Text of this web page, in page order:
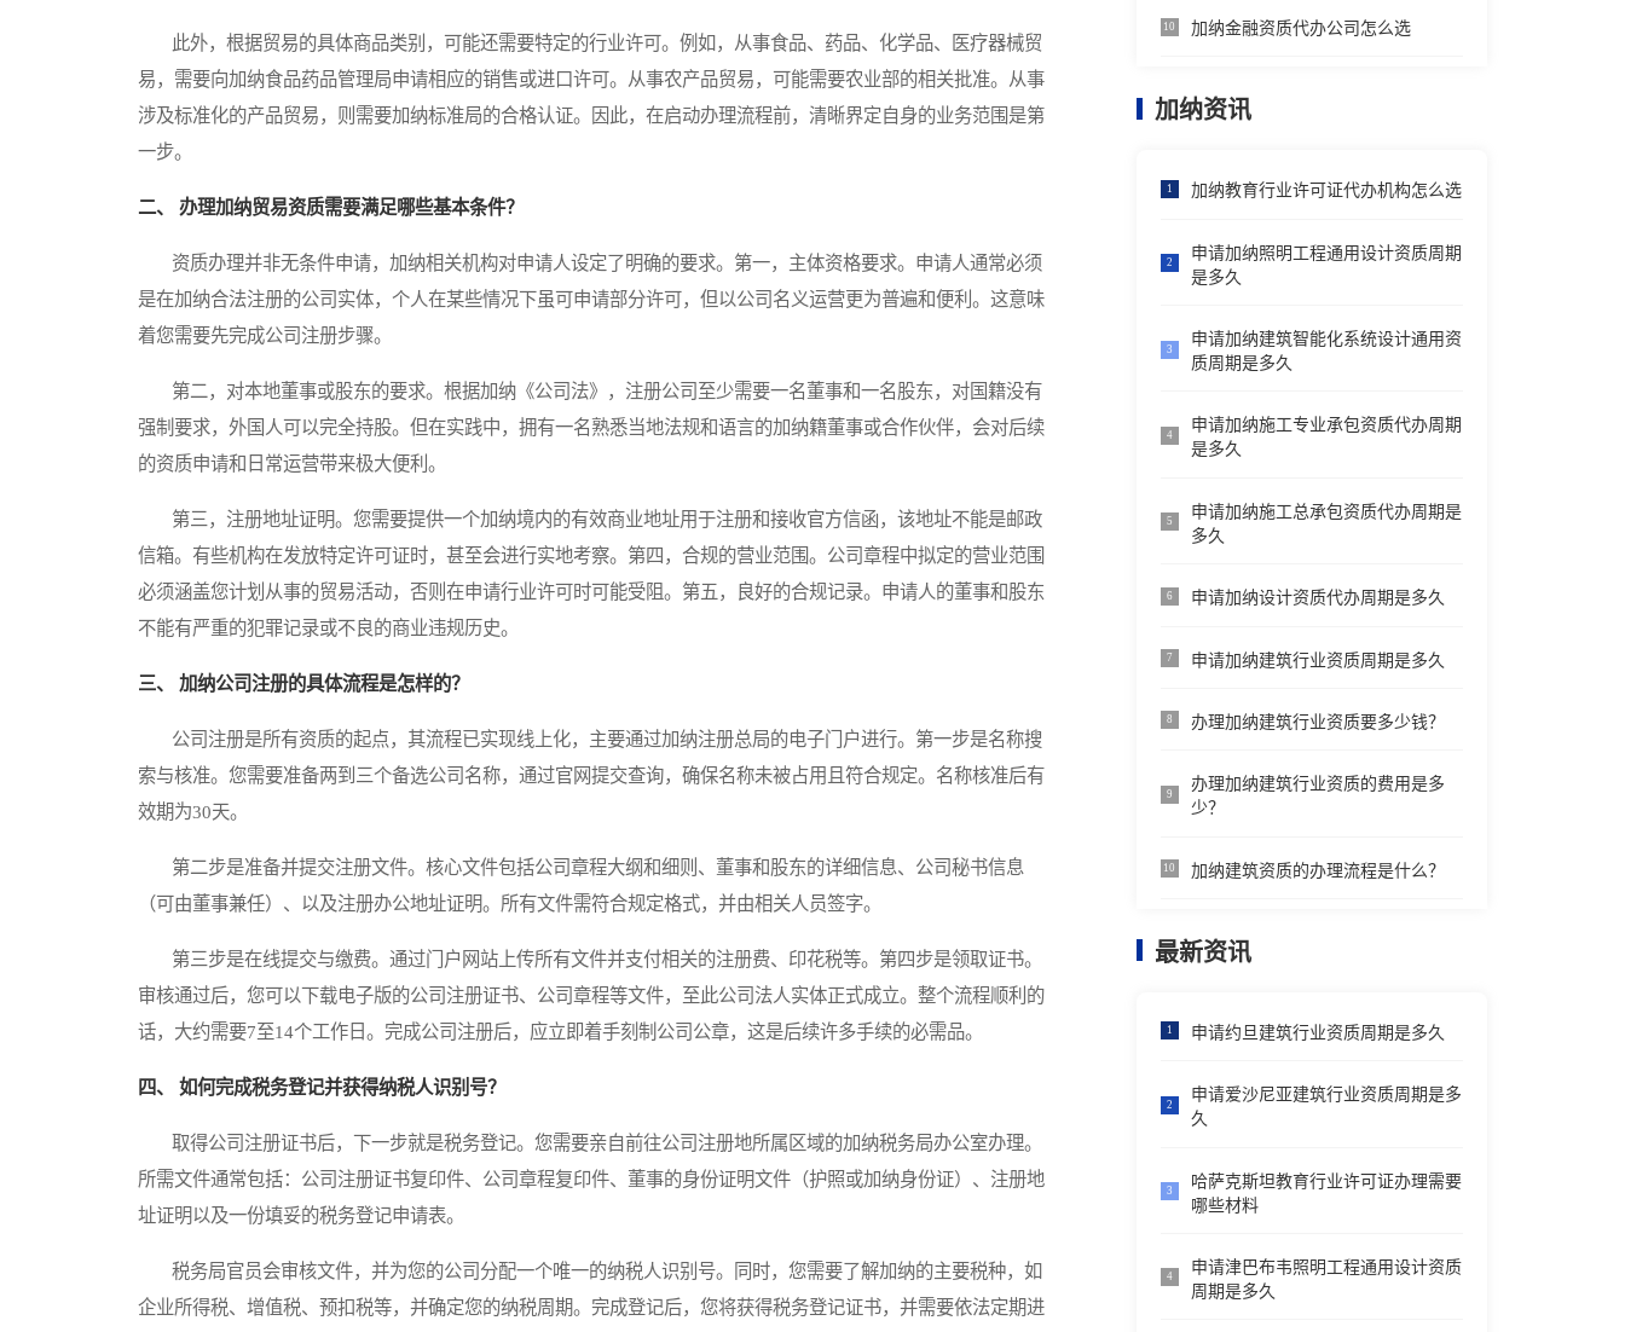
此外，根据贸易的具体商品类别，可能还需要特定的行业许可。例如，从事食品、药品、化学品、医疗器械贸
易，需要向加纳食品药品管理局申请相应的销售或进口许可。从事农产品贸易，可能需要农业部的相关批准。从事
涉及标准化的产品贸易，则需要加纳标准局的合格认证。因此，在启动办理流程前，清晰界定自身的业务范围是第
一步。
二、 办理加纳贸易资质需要满足哪些基本条件？
资质办理并非无条件申请，加纳相关机构对申请人设定了明确的要求。第一，主体资格要求。申请人通常必须
是在加纳合法注册的公司实体，个人在某些情况下虽可申请部分许可，但以公司名义运营更为普遍和便利。这意味
着您需要先完成公司注册步骤。
第二，对本地董事或股东的要求。根据加纳《公司法》，注册公司至少需要一名董事和一名股东，对国籍没有
强制要求，外国人可以完全持股。但在实践中，拥有一名熟悉当地法规和语言的加纳籍董事或合作伙伴，会对后续
的资质申请和日常运营带来极大便利。
第三，注册地址证明。您需要提供一个加纳境内的有效商业地址用于注册和接收官方信函，该地址不能是邮政
信箱。有些机构在发放特定许可证时，甚至会进行实地考察。第四，合规的营业范围。公司章程中拟定的营业范围
必须涵盖您计划从事的贸易活动，否则在申请行业许可时可能受阻。第五，良好的合规记录。申请人的董事和股东
不能有严重的犯罪记录或不良的商业违规历史。
三、 加纳公司注册的具体流程是怎样的？
公司注册是所有资质的起点，其流程已实现线上化，主要通过加纳注册总局的电子门户进行。第一步是名称搜
索与核准。您需要准备两到三个备选公司名称，通过官网提交查询，确保名称未被占用且符合规定。名称核准后有
效期为30天。
第二步是准备并提交注册文件。核心文件包括公司章程大纲和细则、董事和股东的详细信息、公司秘书信息
（可由董事兼任）、以及注册办公地址证明。所有文件需符合规定格式，并由相关人员签字。
第三步是在线提交与缴费。通过门户网站上传所有文件并支付相关的注册费、印花税等。第四步是领取证书。
审核通过后，您可以下载电子版的公司注册证书、公司章程等文件，至此公司法人实体正式成立。整个流程顺利的
话，大约需要7至14个工作日。完成公司注册后，应立即着手刻制公司公章，这是后续许多手续的必需品。
四、 如何完成税务登记并获得纳税人识别号？
取得公司注册证书后，下一步就是税务登记。您需要亲自前往公司注册地所属区域的加纳税务局办公室办理。
所需文件通常包括：公司注册证书复印件、公司章程复印件、董事的身份证明文件（护照或加纳身份证）、注册地
址证明以及一份填妥的税务登记申请表。
税务局官员会审核文件，并为您的公司分配一个唯一的纳税人识别号。同时，您需要了解加纳的主要税种，如
企业所得税、增值税、预扣税等，并确定您的纳税周期。完成登记后，您将获得税务登记证书，并需要依法定期进
10 加纳金融资质代办公司怎么选
加纳资讯
1 加纳教育行业许可证代办机构怎么选
2
申请加纳照明工程通用设计资质周期
是多久
3
申请加纳建筑智能化系统设计通用资
质周期是多久
4
申请加纳施工专业承包资质代办周期
是多久
5
申请加纳施工总承包资质代办周期是
多久
6 申请加纳设计资质代办周期是多久
7 申请加纳建筑行业资质周期是多久
8 办理加纳建筑行业资质要多少钱？
9
办理加纳建筑行业资质的费用是多
少？
10 加纳建筑资质的办理流程是什么？
最新资讯
1 申请约旦建筑行业资质周期是多久
2
申请爱沙尼亚建筑行业资质周期是多
久
3
哈萨克斯坦教育行业许可证办理需要
哪些材料
4
申请津巴布韦照明工程通用设计资质
周期是多久